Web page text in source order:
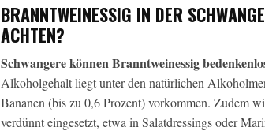
BRANNTWEINESSIG IN DER
ACHTEN?
Schwangere können Branntweinessig
Alkoholgehalt liegt unter den natürlichen
Bananen (bis zu 0,6 Prozent) vorkommen. Zudem
verdünnt eingesetzt, etwa in Salatdressings oder